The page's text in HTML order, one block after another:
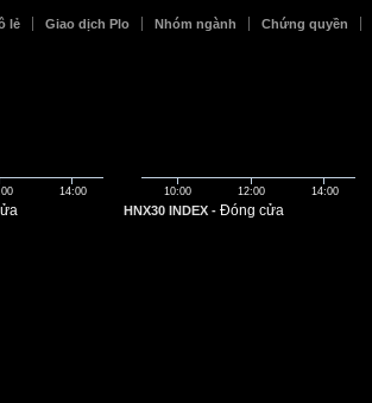
lẻ Giao dịch Plo Nhóm ngành Chứng quyền
14:00 10:00 12:00 14:00
HNX30 INDEX -Đóng cửa